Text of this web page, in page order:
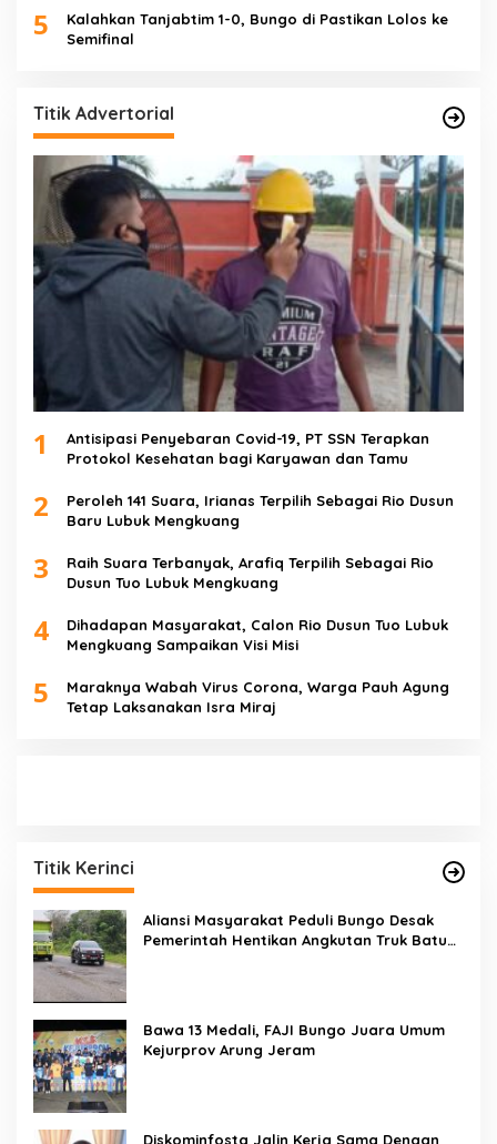
5
Kalahkan Tanjabtim 1-0, Bungo di Pastikan Lolos ke
Semifinal
Titik Advertorial
1
Antisipasi Penyebaran Covid-19, PT SSN Terapkan
Protokol Kesehatan bagi Karyawan dan Tamu
2
Peroleh 141 Suara, Irianas Terpilih Sebagai Rio Dusun
Baru Lubuk Mengkuang
3
Raih Suara Terbanyak, Arafiq Terpilih Sebagai Rio
Dusun Tuo Lubuk Mengkuang
4
Dihadapan Masyarakat, Calon Rio Dusun Tuo Lubuk
Mengkuang Sampaikan Visi Misi
5
Maraknya Wabah Virus Corona, Warga Pauh Agung
Tetap Laksanakan Isra Miraj
Titik Kerinci
Aliansi Masyarakat Peduli Bungo Desak
Pemerintah Hentikan Angkutan Truk Batu
Bawa 13 Medali, FAJI Bungo Juara Umum
Kejurprov Arung Jeram
Diskominfosta Jalin Kerja Sama Dengan